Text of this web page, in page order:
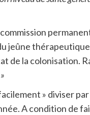
jeûne
de la colonisation.
» diviser
A condition de